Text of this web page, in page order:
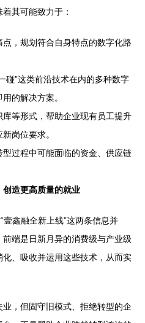
其可能致力于：
点，规划符合自身特点的数字化路
碰”这类前沿技术在内的多种数字
的解决方案。
库等形式，帮助企业现有员工提升
岗位要求。
型过程中可能面临的资金、供应链
创造更高质量的就业
壹鑫融全新上线”这两条信息并
端是日新月异的消费级与产业级
、吸收并运用这些技术，从而实
，但固守旧模式、拒绝转型的企